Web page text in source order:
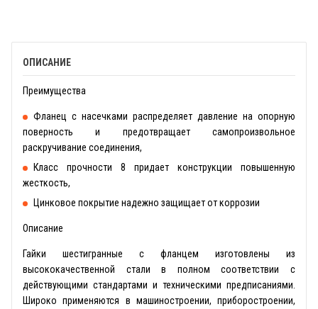
ОПИСАНИЕ
Преимущества
Фланец с насечками распределяет давление на опорную
поверность и предотвращает самопроизвольное
раскручивание соединения,
Класс прочности 8 придает конструкции повышенную
жесткость,
Цинковое покрытие надежно защищает от коррозии
Описание
Гайки шестигранные с фланцем изготовлены из
высококачественной стали в полном соответствии с
действующими стандартами и техническими предписаниями.
Широко применяются в машиностроении, приборостроении,